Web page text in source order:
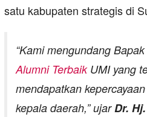
satu kabupaten strategis di
“Kami mengundang
Alumni TerbaikUMI yang
mendapatkan
kepala daerah,”ujarDr.